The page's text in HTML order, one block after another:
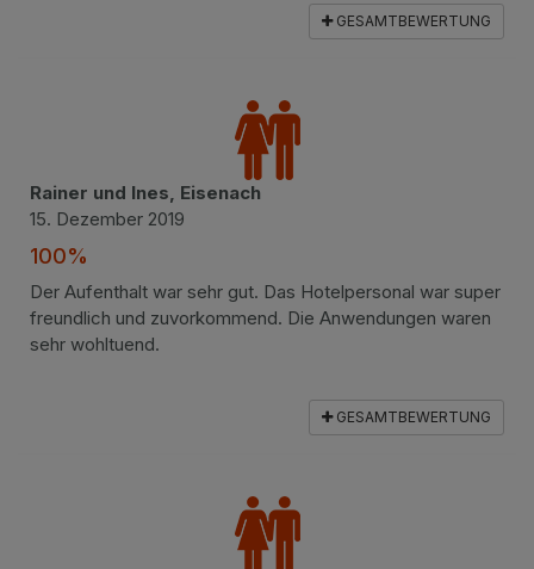
GESAMTBEWERTUNG
Rainer und Ines, Eisenach
15. Dezember 2019
100%
Der Aufenthalt war sehr gut. Das Hotelpersonal war super
freundlich und zuvorkommend. Die Anwendungen waren
sehr wohltuend.
GESAMTBEWERTUNG